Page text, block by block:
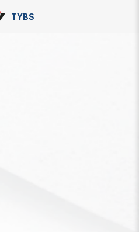
TYBS